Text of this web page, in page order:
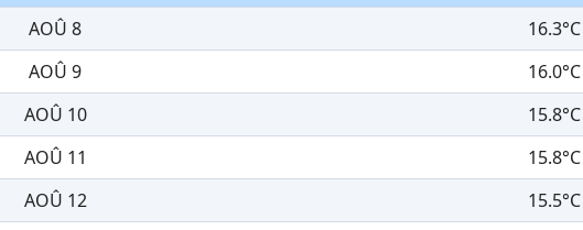
AOÛ 8
16.3°C
AOÛ 9
16.0°C
AOÛ 10
15.8°C
AOÛ 11
15.8°C
AOÛ 12
15.5°C